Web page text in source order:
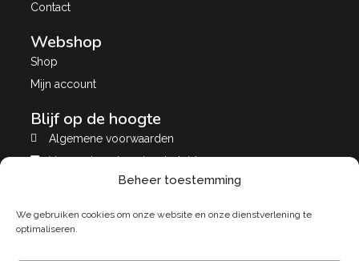
Beheer toestemming
We gebruiken cookies om onze website en onze dienstverlening te
optimaliseren.
Contact
Webshop
Shop
Mijn account
Blijf op de hoogte
Algemene voorwaarden
Verzend- en leveringsbeleid
A&A Store